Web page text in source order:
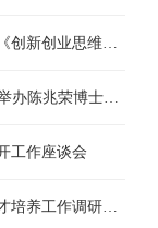
》核心素养课程建设
开课，共赴高雅艺术之约！
工作座谈会
工作调研座谈会